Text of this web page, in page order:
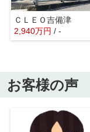
ＣＬＥＯ吉備津
2,940万円 / -
お客様の声